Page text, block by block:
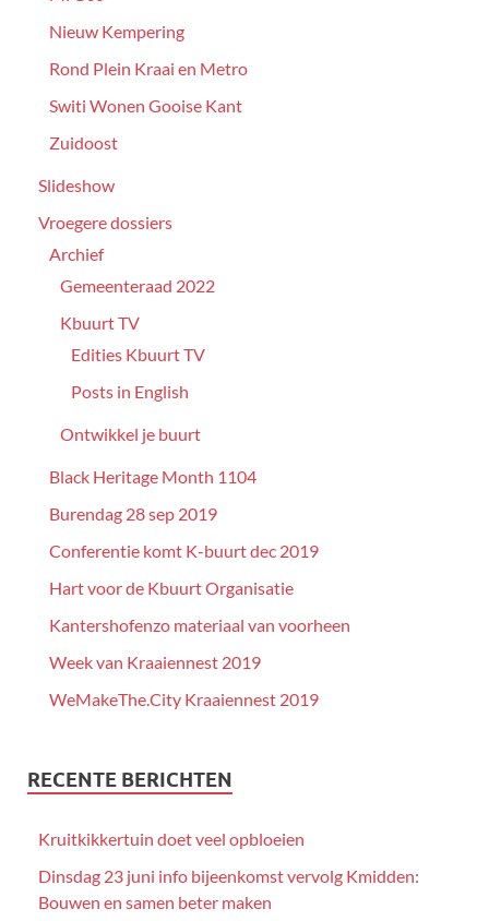
Nieuw Kempering
Rond Plein Kraai en Metro
Switi Wonen Gooise Kant
Zuidoost
Slideshow
Vroegere dossiers
Archief
Gemeenteraad 2022
Kbuurt TV
Edities Kbuurt TV
Posts in English
Ontwikkel je buurt
Black Heritage Month 1104
Burendag 28 sep 2019
Conferentie komt K-buurt dec 2019
Hart voor de Kbuurt Organisatie
Kantershofenzo materiaal van voorheen
Week van Kraaiennest 2019
WeMakeThe.City Kraaiennest 2019
RECENTE BERICHTEN
Kruitkikkertuin doet veel opbloeien
Dinsdag 23 juni info bijeenkomst vervolg Kmidden:
Bouwen en samen beter maken